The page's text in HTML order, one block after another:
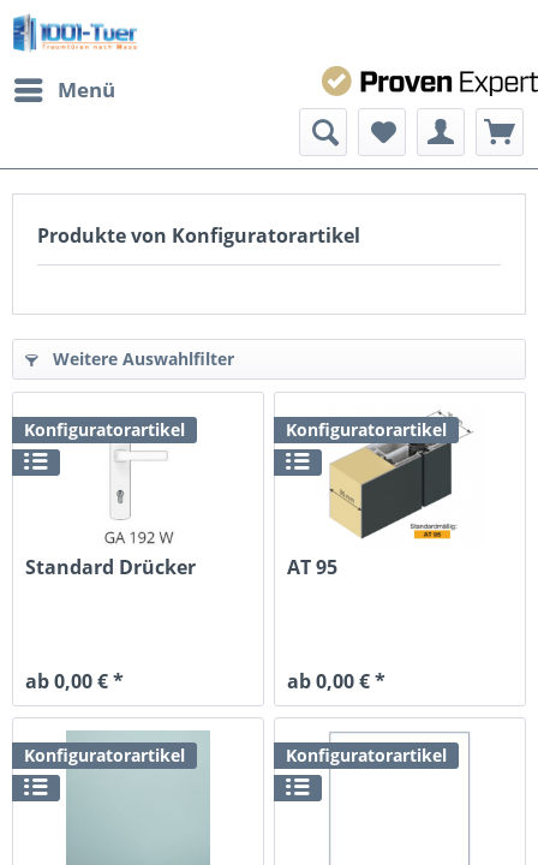
Menü
Produkte von Konfiguratorartikel
Weitere Auswahlfilter
Konfiguratorartikel
Standard Drücker
ab 0,00 € *
Konfiguratorartikel
AT 95
ab 0,00 € *
Konfiguratorartikel Konfiguratorartikel